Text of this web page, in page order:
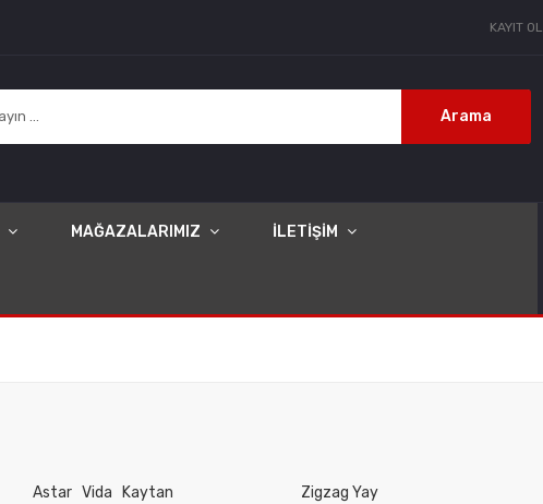
KAYIT OL
Arama
MAĞAZALARIMIZ İLETİŞİM
Astar Vida
Kaytan
Zigzag Yay